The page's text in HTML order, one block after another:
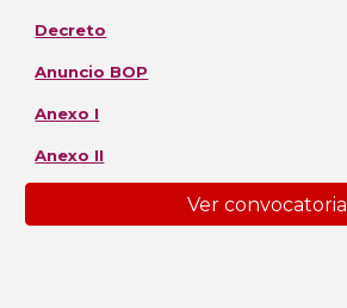
Decreto
Anuncio BOP
Anexo I
Anexo II
Ver convocatoria